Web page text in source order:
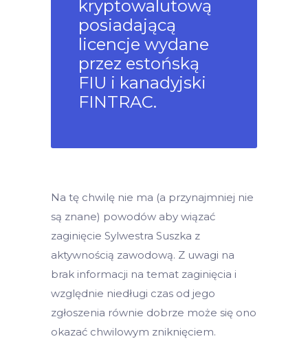
kryptowalutową
posiadającą
licencje wydane
przez estońską
FIU i kanadyjski
FINTRAC.
Na tę chwilę nie ma (a przynajmniej nie
są znane) powodów aby wiązać
zaginięcie Sylwestra Suszka z
aktywnością zawodową. Z uwagi na
brak informacji na temat zaginięcia i
względnie niedługi czas od jego
zgłoszenia równie dobrze może się ono
okazać chwilowym zniknięciem.